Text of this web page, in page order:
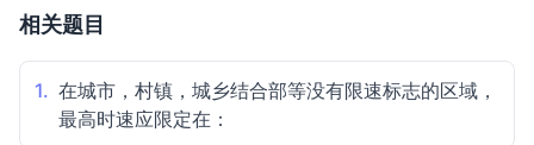
相关题目
1. 在城市，村镇，城乡结合部等没有限速标志的区域，
最高时速应限定在：